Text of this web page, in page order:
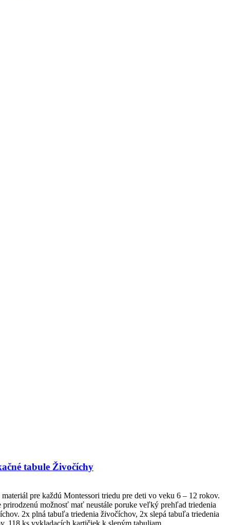
tabule Živočíchy
pre každú Montessori triedu pre deti vo veku 6 – 12 rokov.
prirodzenú možnosť mať neustále poruke veľký prehľad triedenia
2x plná tabuľa triedenia živočíchov, 2x slepá tabuľa triedenia